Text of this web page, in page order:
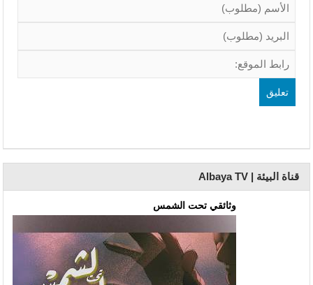
قناة البيئة | Albaya TV
وثائقي تحت الشمس